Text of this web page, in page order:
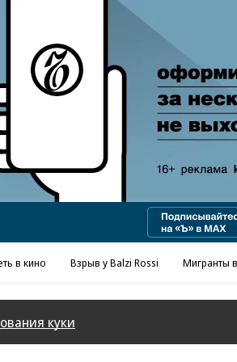
в «Ъ» www.kommersant.ru/ad
в кино Взрыв у Balzi Rossi Мигранты
куки